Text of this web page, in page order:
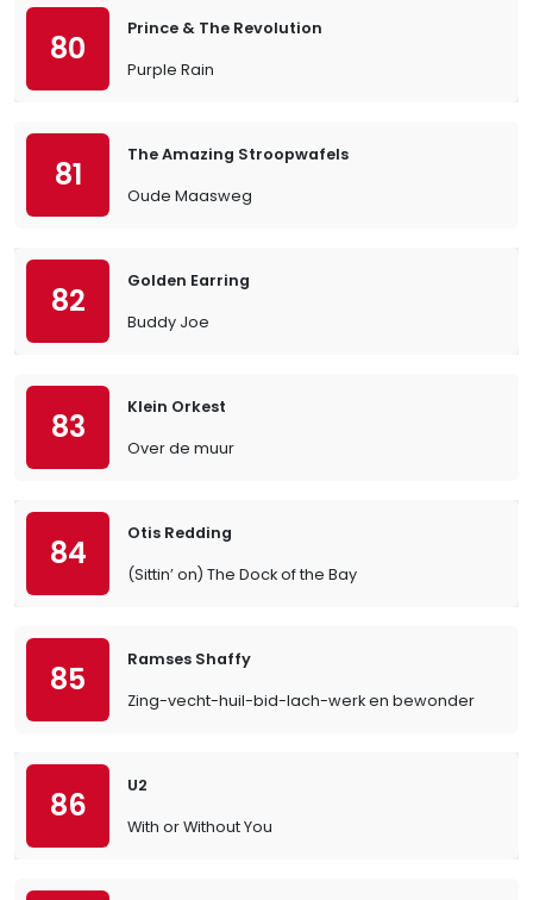
80
Prince & The Revolution
Purple Rain
81
The Amazing Stroopwafels
Oude Maasweg
82
Golden Earring
Buddy Joe
83
Klein Orkest
Over de muur
84
Otis Redding
(Sittin’ on) The Dock of the Bay
85
Ramses Shaffy
Zing-vecht-huil-bid-lach-werk en bewonder
86
U2
With or Without You